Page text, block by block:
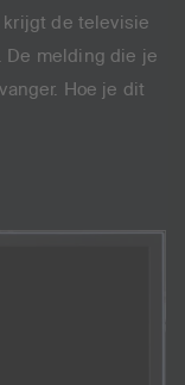
de televisie
De melding die je
Hoe je dit